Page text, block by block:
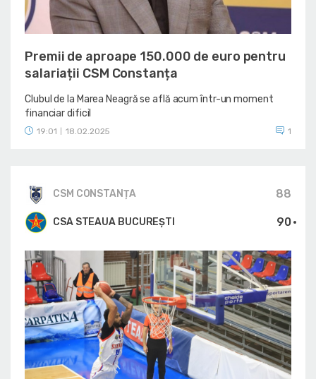
Premii de aproape 150.000 de euro pentru
salariații CSM Constanța
Clubul de la Marea Neagră se află acum într-un moment
financiar dificil
19:01 18.02.2025 1
CSM CONSTANȚA 88
90
CSA STEAUA BUCUREȘTI